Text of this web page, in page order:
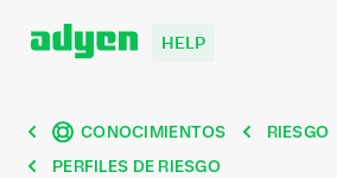
HELP
CONOCIMIENTOS
RIESGO
PERFILES DE RIESGO